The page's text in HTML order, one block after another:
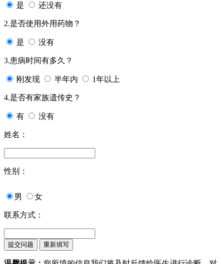
是 还没有
2.是否使用外用药物？
是 没有
3.患病时间有多久？
刚发现 半年内 1年以上
4.是否有家族遗传史？
有 没有
姓名：
性别：
男 女
联系方式：